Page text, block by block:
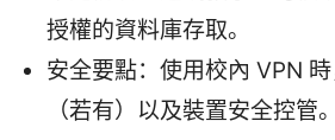
授權的資料庫存取。
安全要點：使用校內 VPN
（若有）以及裝置安全控管。